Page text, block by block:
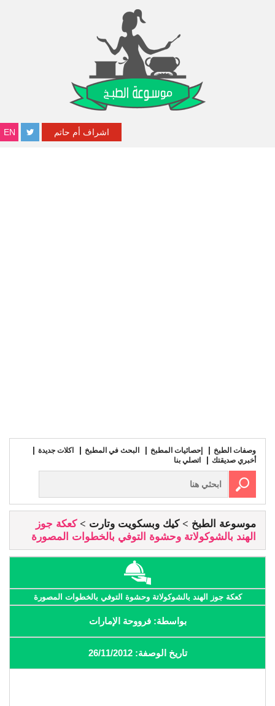
EN اشراف أم حاتم
وصفات الطبخ إحصائيات المطبخ البحث في المطبخ
اكلات جديدة
أخبري صديقتك
اتصلي بنا
موسوعة الطبخ كيك وبسكويت وتارت
كعكة جوز
الهند بالشوكولاتة وحشوة التوفي بالخطوات المصورة
كعكة جوز الهند بالشوكولاتة وحشوة التوفي بالخطوات المصورة
بواسطة: فرووحة الإمارات
تاريخ الوصفة: 26/11/2012